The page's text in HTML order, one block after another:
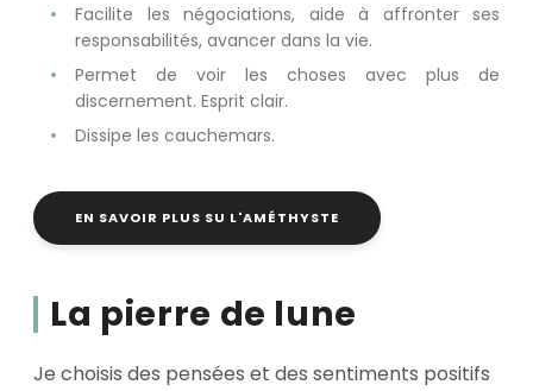
Facilite les négociations, aide à affronter ses
responsabilités, avancer dans la vie.
Permet de voir les choses avec plus de
discernement. Esprit clair.
Dissipe les cauchemars.
EN SAVOIR PLUS SU L'AMÉTHYSTE
La pierre de lune
Je choisis des pensées et des sentiments positifs